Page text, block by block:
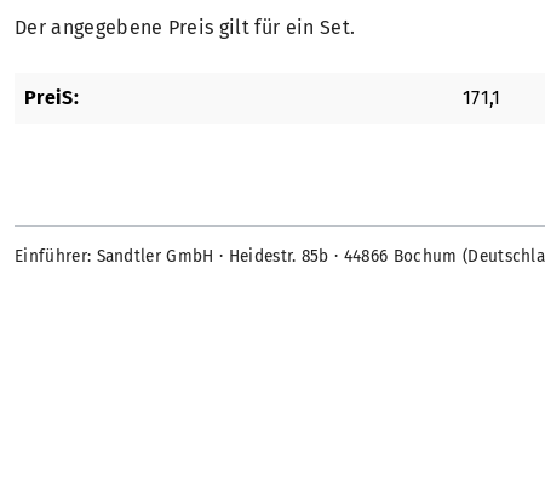
Der angegebene Preis gilt für ein Set.
PreiS: 171,1
Einführer: Sandtler GmbH · Heidestr. 85b · 44866 Bochum